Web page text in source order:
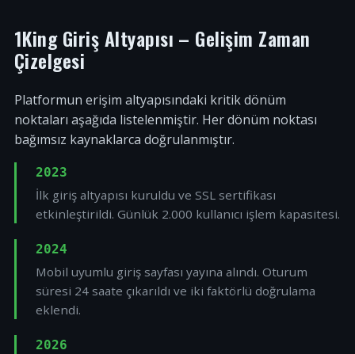
1King Giriş Altyapısı – Gelişim Zaman
Çizelgesi
Platformun erişim altyapısındaki kritik dönüm
noktaları aşağıda listelenmiştir. Her dönüm noktası
bağımsız kaynaklarca doğrulanmıştır.
2023
İlk giriş altyapısı kuruldu ve SSL sertifikası
etkinleştirildi. Günlük 2.000 kullanıcı işlem kapasitesi.
2024
Mobil uyumlu giriş sayfası yayına alındı. Oturum
süresi 24 saate çıkarıldı ve iki faktörlü doğrulama
eklendi.
2026